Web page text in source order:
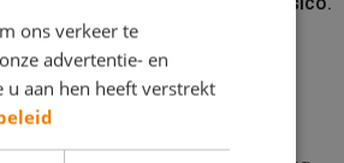
machines.
proberen het risico voor
ons verkeer te
advertentie- en
aan hen heeft verstrekt